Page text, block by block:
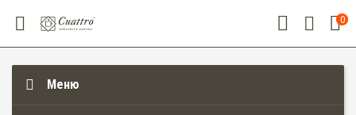
0
Меню